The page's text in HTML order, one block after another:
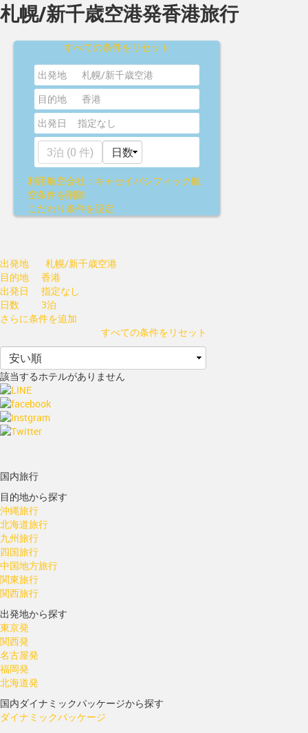
札幌/新千歳空港発香港旅行
すべての条件をリセット
出発地
札幌/新千歳空港
目的地
香港
出発日
指定なし
利用航空会社：キャセイパシフィック航
空条件を削除
こだわり条件を設定
出発地
札幌/新千歳空港
目的地
香港
出発日
指定なし
日数
3泊
さらに条件を追加
すべての条件をリセット
該当するホテルがありません
国内旅行
目的地から探す
沖縄旅行
北海道旅行
九州旅行
四国旅行
中国地方旅行
関東旅行
関西旅行
出発地から探す
東京発
関西発
名古屋発
福岡発
北海道発
国内ダイナミックパッケージから探す
ダイナミックパッケージ